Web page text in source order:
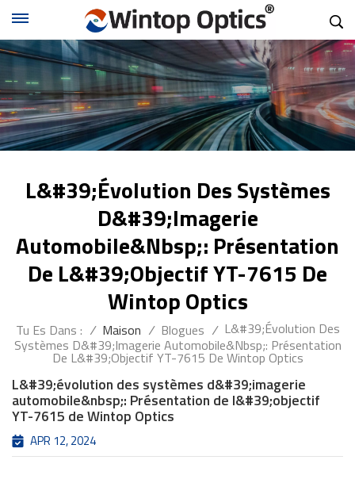
L&#39;évolution Des Systèmes
D&#39;imagerie
Automobile&nbsp;: Présentation
De L&#39;objectif YT-7615 De
Wintop Optics
Tu Es Dans : / Maison / Blogues / L&#39;évolution Des
Systèmes D&#39;imagerie Automobile&nbsp;: Présentation
De L&#39;objectif YT-7615 De Wintop Optics
L&#39;évolution des systèmes d&#39;imagerie
automobile&nbsp;: Présentation de l&#39;objectif
YT-7615 de Wintop Optics
APR 12, 2024